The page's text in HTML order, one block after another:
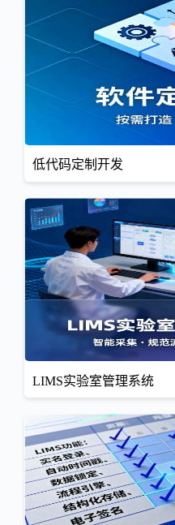
低代码定制开发
LIMS实验室管理系统